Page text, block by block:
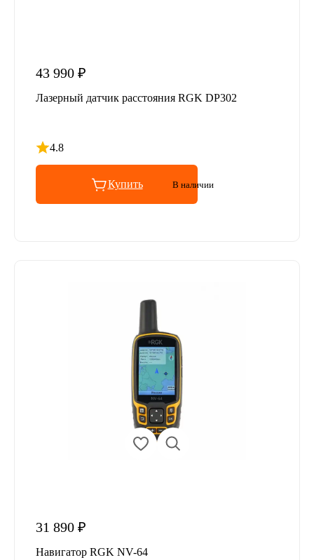
43 990 ₽
Лазерный датчик расстояния RGK DP302
4.8
Рейтинг 4.8 из 5
Купить В наличии
31 890 ₽
Навигатор RGK NV-64